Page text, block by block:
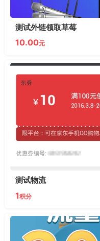
测试外链领取草莓
10.00元
测试物流
1积分